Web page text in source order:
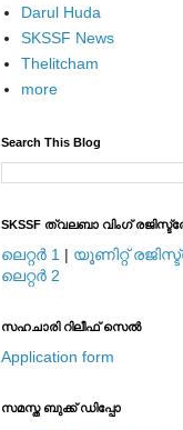
Darul Huda
SKSSF News
Thelitcham
more
Search This Blog
SKSSF ത്വലബാ വിംഗ്
ലെറ്റര്‍ 1 | യൂണിറ്റ്
ലെറ്റര്‍ 2
സഹചാരി റിലീഫ് സെല്‍
Application form
സമസ്ത ബുക്ക് ഡിപ്പോ